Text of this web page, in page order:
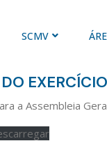
SCMV
a Assembleia